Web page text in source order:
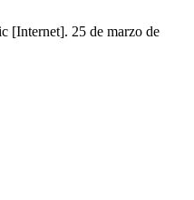
[Internet]. 25 de marzo de